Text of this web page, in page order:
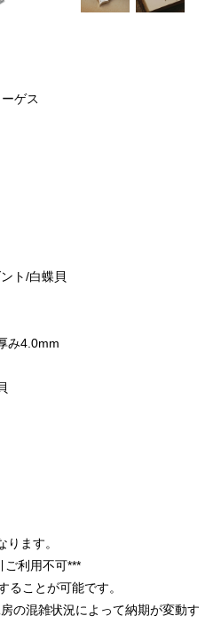
ゲス
ト/白蝶貝
み4.0mm
ます。
ご利用不可***
ることが可能です。
の混雑状況によって納期が変動す